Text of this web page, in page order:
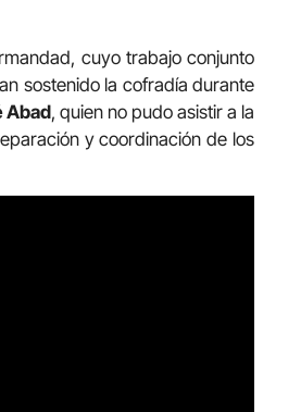
cuyo trabajo conjunto
sostenido la cofradía durante
Abad, quien no pudo asistir a la
y coordinación de los